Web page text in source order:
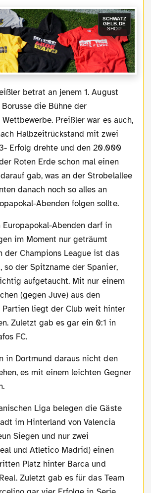
SCHWATZ
GELB.DE
SHOP
die Bühne der
Preißler war es auch,
Halbzeitrückstand mit zwei
Erfolg drehte und den 20.000
Roten Erde schon mal einen
gab, was an der Strobelallee
danach noch so alles an
Abenden folgen sollte.
im Moment nur geträumt
der Champions League ist das
so der Spitzname der Spanier,
aufgetaucht. Mit nur einem
(gegen Juve) aus den
liegt der Club weit hinter
Zuletzt gab es gar ein 0:1 in
FC.
es mit einem leichten Gegner
im Hinterland von Valencia
Siegen und nur zwei
und Atletico Madrid) einen
Platz hinter Barca und
Zuletzt gab es für das Team